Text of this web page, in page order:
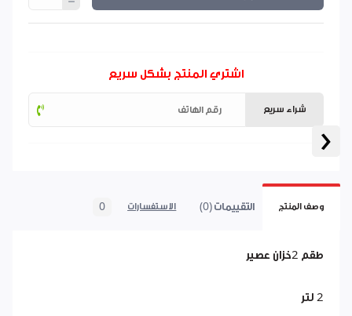
‹
اشتري المنتج بشكل سريع
شراء سريع
وصف المنتج التقييمات (0) الاستفسارات 0
طقم 2خزان عصير
2 لتر